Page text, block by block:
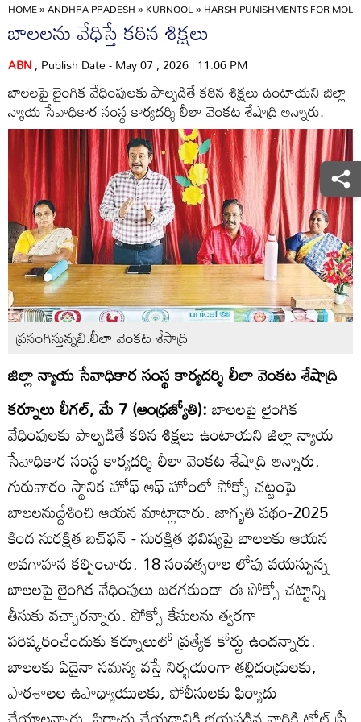
HOME»ANDHRA PRADESH»KURNOOL»HARSH PUNISHMENTS FOR
బాలలను వేధిస్తే కఠిన శిక్షలు
ABN, Publish Date - May 07 , 2026 | 11:06 PM
బాలలపై లైంగిక వేధింపులకు పాల్పడితే కఠిన శిక్షలు ఉంటాయని జిల్లా
న్యాయ సేవాధికార సంస్థ కార్యదర్శి లీలా వెంకట శేషాద్రి అన్నారు.
ప్రసంగిస్తున్నబి.లీలా వెంకట శేసాద్రి
జిల్లా న్యాయ సేవాధికార సంస్థ కార్యదర్శి లీలా వెంకట శేషాద్రి
కర్నూలు లీగల్‌, మే 7 (ఆంధ్రజ్యోతి):బాలలపై లైంగిక
వేధింపులకు పాల్పడితే కఠిన శిక్షలు ఉంటాయని జిల్లా న్యాయ
సేవాధికార సంస్థ కార్యదర్శి లీలా వెంకట శేషాద్రి అన్నారు.
గురువారం స్థానిక హోఫ్‌ ఆఫ్‌ హోంలో పోక్సో చట్టంపై
బాలలనుద్దేశించి ఆయన మాట్లాడారు. జాగృతి పథం-2025
కింద సురక్షిత బచ్‌ఫన్‌ - సురక్షిత భవిష్యపై బాలలకు ఆయన
అవగాహన కల్పించారు. 18 సంవత్సరాల లోపు వయస్సున్న
బాలలపై లైంగిక వేధింపులు జరగకుండా ఈ పోక్సో చట్టాన్ని
తీసుకు వచ్చారన్నారు. పోక్సో కేసులను త్వరగా
పరిష్కరించేందుకు కర్నూలులో ప్రత్యేక కోర్టు ఉందన్నారు.
బాలలకు ఏదైనా సమస్య వస్తే నిర్భయంగా తల్లిదండ్రులకు,
పాఠశాలల ఉపాధ్యాయులకు, పోలీసులకు ఫిర్యాదు